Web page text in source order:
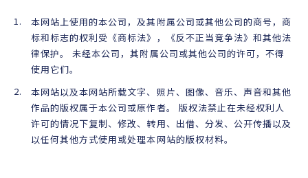
本网站上使用的本公司，及其附属公司或其他公司的商号，商
标和标志的权利受《商标法》，《反不正当竞争法》和其他法
律保护。 未经本公司，其附属公司或其他公司的许可，不得
使用它们。
本网站以及本网站所载文字、照片、图像、音乐、声音和其他
作品的版权属于本公司或原作者。 版权法禁止在未经权利人
许可的情况下复制、修改、转用、出借、分发、公开传播以及
以任何其他方式使用或处理本网站的版权材料。